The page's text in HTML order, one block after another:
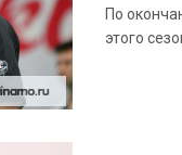
По
этого